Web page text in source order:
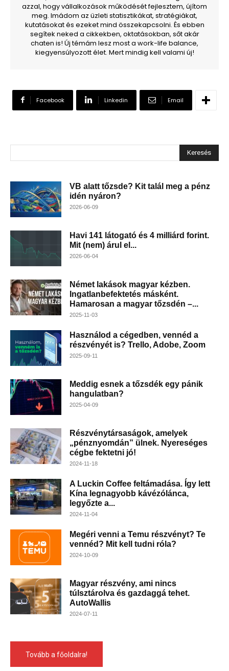
azzal, hogy vállalkozások működését fejlesztem, újítom
meg. Imádom az üzleti statisztikákat, stratégiákat,
kutatásokat és ezeket mind összekapcsolni. És ebben
segítek neked a cikkekben, oktatásokban, sőt akár
chaten is! Új témám lesz most a work-life balance,
kiegyensúlyozott élet. Mert mindig kell valami új!
Facebook Linkedin Email
Keresés
VB alatt tőzsde? Kit talál meg a pénz
idén nyáron?
2026-06-09
Havi 141 látogató és 4 milliárd forint.
Mit (nem) árul el...
2026-06-04
Német lakások magyar kézben.
Ingatlanbefektetés másként.
Hamarosan a magyar tőzsdén –...
2025-11-03
Használod a cégedben, vennéd a
részvényét is? Trello, Adobe, Zoom
2025-09-11
Meddig esnek a tőzsdék egy pánik
hangulatban?
2025-04-09
Részvénytársaságok, amelyek
„pénznyomdán” ülnek. Nyereséges
cégbe fektetni jó!
2024-11-18
A Luckin Coffee feltámadása. Így lett
Kína legnagyobb kávézólánca,
legyőzte a...
2024-11-04
Megéri venni a Temu részvényt? Te
vennéd? Mit kell tudni róla?
2024-10-09
Magyar részvény, ami nincs
túlsztárolva és gazdaggá tehet.
AutoWallis
2024-07-11
Tovább a főoldalra!